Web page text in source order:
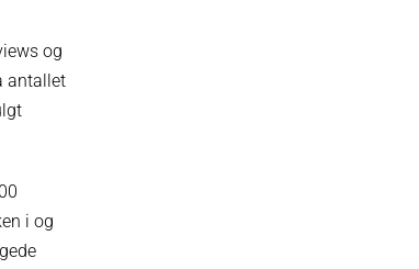
og
antallet
i og